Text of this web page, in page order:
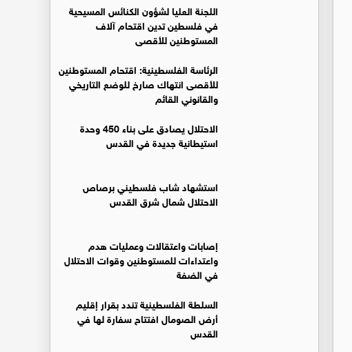
اللجنة العليا لشؤون الكنائس المسيحية
في فلسطين تدين اقتحام آلاف
المستوطنين للأقصى
الرئاسة الفلسطينية: اقتحام المستوطنين
للأقصى انتهاك صارخ للوضع التاريخي
والقانوني القائم
الاحتلال يصادق على بناء 450 وحدة
استيطانية جديدة في القدس ‏
استشهاد شاب فلسطيني برصاص
الاحتلال شمال شرق القدس
إصابات واعتقالات وعمليات هدم
واعتداءات للمستوطنين وقوات الاحتلال
في الضفة
السلطة الفلسطينية تندد بقرار إقليم
أرض الصومال افتتاح سفارة لها في
القدس